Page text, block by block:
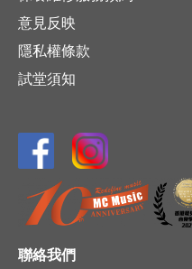
意見反映
隱私權條款
試堂須知
聯絡我們